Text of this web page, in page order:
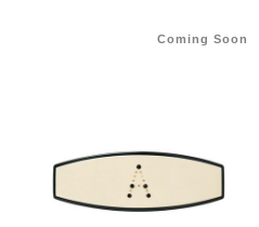
Coming Soon